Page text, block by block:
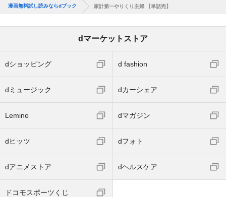
漫画無料試し読みならdブック 家計第一やりくり主婦 【単話売】
dマーケットストア
dショッピング d fashion
dミュージック dカーシェア
Lemino dマガジン
dヒッツ dフォト
dアニメストア dヘルスケア
ドコモスポーツくじ